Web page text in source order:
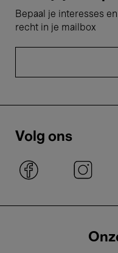
Bepaal je interesses
recht in je mailbox
Volg ons